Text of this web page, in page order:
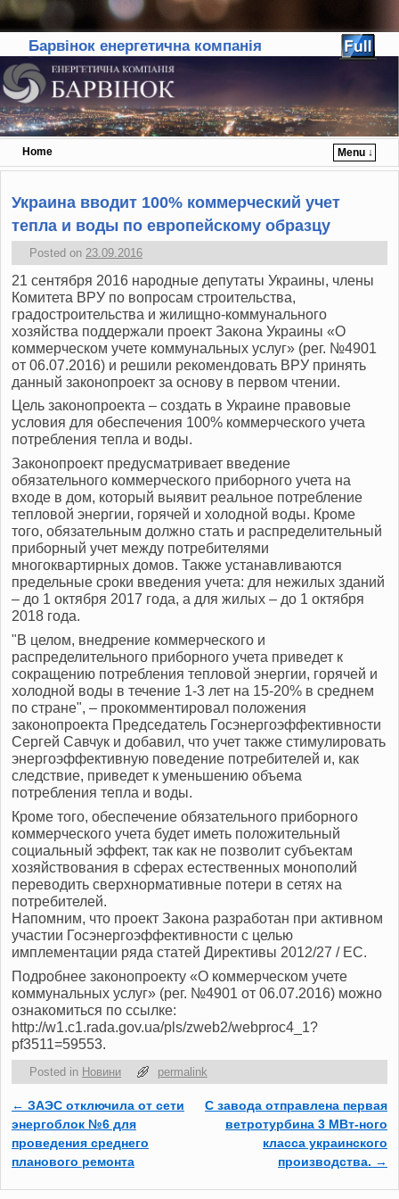
Барвінок енергетична компанія
Home
Menu ↓
Skip to primary content
Skip to secondary content
Украина вводит 100% коммерческий учет
тепла и воды по европейскому образцу
Posted on 23.09.2016
21 сентября 2016 народные депутаты Украины, члены
Комитета ВРУ по вопросам строительства,
градостроительства и жилищно-коммунального
хозяйства поддержали проект Закона Украины «О
коммерческом учете коммунальных услуг» (рег. №4901
от 06.07.2016) и решили рекомендовать ВРУ принять
данный законопроект за основу в первом чтении.
Цель законопроекта – создать в Украине правовые
условия для обеспечения 100% коммерческого учета
потребления тепла и воды.
Законопроект предусматривает введение
обязательного коммерческого приборного учета на
входе в дом, который выявит реальное потребление
тепловой энергии, горячей и холодной воды. Кроме
того, обязательным должно стать и распределительный
приборный учет между потребителями
многоквартирных домов. Также устанавливаются
предельные сроки введения учета: для нежилых зданий
– до 1 октября 2017 года, а для жилых – до 1 октября
2018 года.
"В целом, внедрение коммерческого и
распределительного приборного учета приведет к
сокращению потребления тепловой энергии, горячей и
холодной воды в течение 1-3 лет на 15-20% в среднем
по стране", – прокомментировал положения
законопроекта Председатель Госэнергоэффективности
Сергей Савчук и добавил, что учет также стимулировать
энергоэффективную поведение потребителей и, как
следствие, приведет к уменьшению объема
потребления тепла и воды.
Кроме того, обеспечение обязательного приборного
коммерческого учета будет иметь положительный
социальный эффект, так как не позволит субъектам
хозяйствования в сферах естественных монополий
переводить сверхнормативные потери в сетях на
потребителей.
Напомним, что проект Закона разработан при активном
участии Госэнергоэффективности с целью
имплементации ряда статей Директивы 2012/27 / ЕС.
Подробнее законопроекту «О коммерческом учете
коммунальных услуг» (рег. №4901 от 06.07.2016) можно
ознакомиться по ссылке:
http://w1.c1.rada.gov.ua/pls/zweb2/webproc4_1?
pf3511=59553.
Posted in Новини permalink
Post navigation
← ЗАЭС отключила от сети
энергоблок №6 для
проведения среднего
планового ремонта
С завода отправлена первая
ветротурбина 3 МВт-ного
класса украинского
производства. →